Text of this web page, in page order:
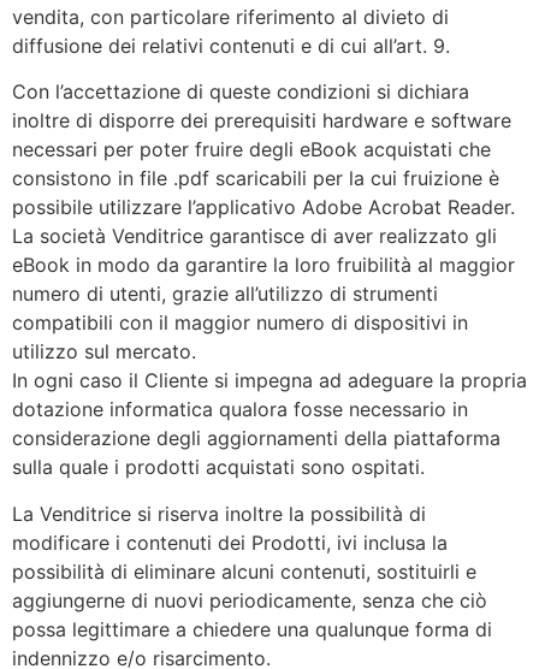
vendita, con particolare riferimento al divieto di
diffusione dei relativi contenuti e di cui all’art. 9.
Con l’accettazione di queste condizioni si dichiara
inoltre di disporre dei prerequisiti hardware e software
necessari per poter fruire degli eBook acquistati che
consistono in file .pdf scaricabili per la cui fruizione è
possibile utilizzare l’applicativo Adobe Acrobat Reader.
La società Venditrice garantisce di aver realizzato gli
eBook in modo da garantire la loro fruibilità al maggior
numero di utenti, grazie all’utilizzo di strumenti
compatibili con il maggior numero di dispositivi in
utilizzo sul mercato.
In ogni caso il Cliente si impegna ad adeguare la propria
dotazione informatica qualora fosse necessario in
considerazione degli aggiornamenti della piattaforma
sulla quale i prodotti acquistati sono ospitati.
La Venditrice si riserva inoltre la possibilità di
modificare i contenuti dei Prodotti, ivi inclusa la
possibilità di eliminare alcuni contenuti, sostituirli e
aggiungerne di nuovi periodicamente, senza che ciò
possa legittimare a chiedere una qualunque forma di
indennizzo e/o risarcimento.